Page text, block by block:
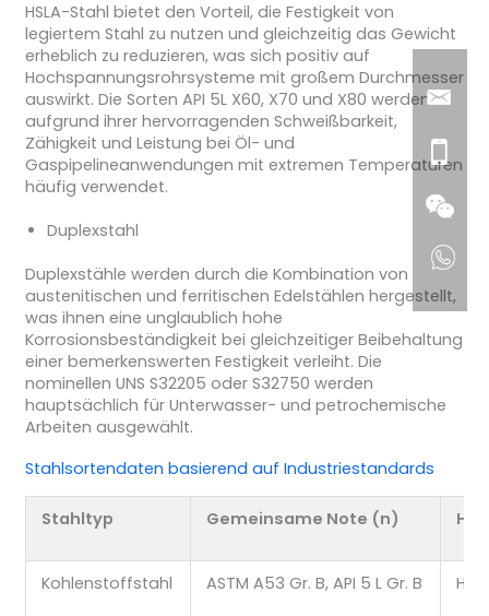
HSLA-Stahl bietet den Vorteil, die Festigkeit von
legiertem Stahl zu nutzen und gleichzeitig das Gewicht
erheblich zu reduzieren, was sich positiv auf
Hochspannungsrohrsysteme mit großem Durchmesser
auswirkt. Die Sorten API 5L X60, X70 und X80 werden
aufgrund ihrer hervorragenden Schweißbarkeit,
Zähigkeit und Leistung bei Öl- und
Gaspipelineanwendungen mit extremen Temperaturen
häufig verwendet.
Duplexstahl
Duplexstähle werden durch die Kombination von
austenitischen und ferritischen Edelstählen hergestellt,
was ihnen eine unglaublich hohe
Korrosionsbeständigkeit bei gleichzeitiger Beibehaltung
einer bemerkenswerten Festigkeit verleiht. Die
nominellen UNS S32205 oder S32750 werden
hauptsächlich für Unterwasser- und petrochemische
Arbeiten ausgewählt.
Stahlsortendaten basierend auf Industriestandards
Stahltyp Gemeinsame Note (n)
Kohlenstoffstahl ASTM A53 Gr. B, API 5 L Gr. B